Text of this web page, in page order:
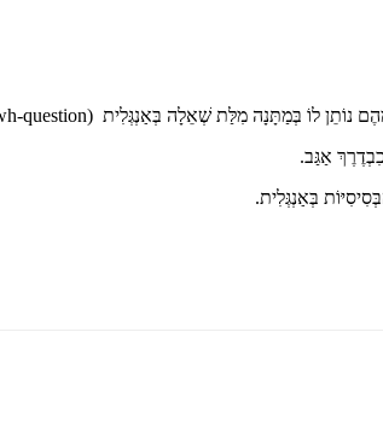
נוֹתֵן לוֹ בְּמַתָּנָה מִלַּת שְׁאֵלָה בְּאַנְגְּלִית (question
אַגַּב.
בְּאַנְגְּלִית.